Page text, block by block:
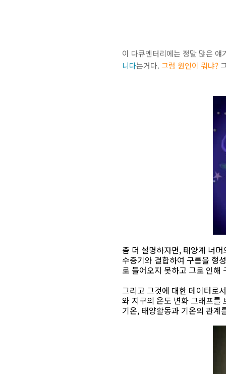
이 다큐멘터리에는 정말 많은
니다는거다. 그럼 원인이 뭐냐?
좀 더 설명하자면, 태양계 너
수증기와 결합하여 구름을 형
로 들어오지 못하고 그로 인해
그리고 그것에 대한 데이터로
와 지구의 온도 변화 그래프를
기온, 태양활동과 기온의 관계